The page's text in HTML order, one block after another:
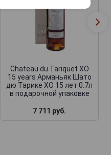
Chateau du Tariquet ХО
15 years Арманьяк Шато
дю Тарике ХО 15 лет 0.7л
в подарочной упаковке
7 711 руб.